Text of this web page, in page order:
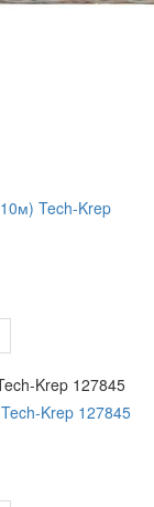
Tech-Krep
Krep 127845